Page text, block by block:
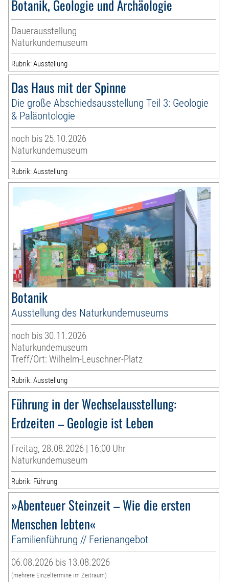
Botanik, Geologie und Archäologie
Dauerausstellung
Naturkundemuseum
Rubrik: Ausstellung
Das Haus mit der Spinne
Die große Abschiedsausstellung Teil 3: Geologie
& Paläontologie
noch bis 25.10.2026
Naturkundemuseum
Rubrik: Ausstellung
Botanik
Ausstellung des Naturkundemuseums
noch bis 30.11.2026
Naturkundemuseum
Treff/Ort: Wilhelm-Leuschner-Platz
Rubrik: Ausstellung
Führung in der Wechselausstellung:
Erdzeiten – Geologie ist Leben
Freitag, 28.08.2026 | 16:00 Uhr
Naturkundemuseum
Rubrik: Führung
»Abenteuer Steinzeit – Wie die ersten
Menschen lebten«
Familienführung // Ferienangebot
06.08.2026 bis 13.08.2026
(mehrere Einzeltermine im Zeitraum)